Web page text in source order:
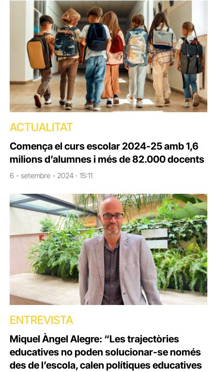
ACTUALITAT
Comença el curs escolar 2024-25 amb 1,6
milions d’alumnes i més de 82.000 docents
6 - setembre - 2024 · 15:11
ENTREVISTA
Miquel Àngel Alegre: “Les trajectòries
educatives no poden solucionar-se només
des de l’escola, calen polítiques educatives